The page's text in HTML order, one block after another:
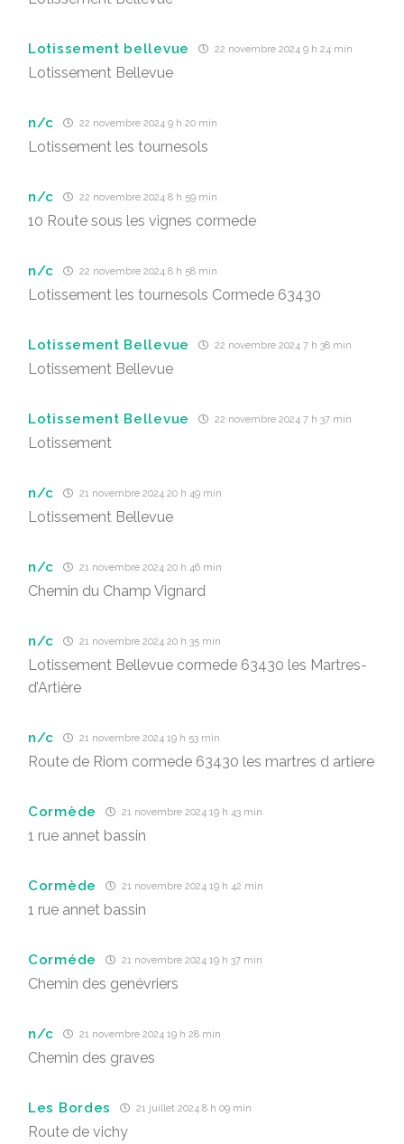
Lotissement bellevue 22 novembre 2024 9 h 24 min
Lotissement Bellevue
n/c 22 novembre 2024 9 h 20 min
Lotissement les tournesols
n/c 22 novembre 2024 8 h 59 min
10 Route sous les vignes cormede
n/c 22 novembre 2024 8 h 58 min
Lotissement les tournesols Cormede 63430
Lotissement Bellevue 22 novembre 2024 7 h 38 min
Lotissement Bellevue
Lotissement Bellevue 22 novembre 2024 7 h 37 min
Lotissement
n/c 21 novembre 2024 20 h 49 min
Lotissement Bellevue
n/c 21 novembre 2024 20 h 46 min
Chemin du Champ Vignard
n/c 21 novembre 2024 20 h 35 min
Lotissement Bellevue cormede 63430 les Martres-
d’Artière
n/c 21 novembre 2024 19 h 53 min
Route de Riom cormede 63430 les martres d artiere
Cormède 21 novembre 2024 19 h 43 min
1 rue annet bassin
Cormède 21 novembre 2024 19 h 42 min
1 rue annet bassin
Corméde 21 novembre 2024 19 h 37 min
Chemin des genévriers
n/c 21 novembre 2024 19 h 28 min
Chemin des graves
Les Bordes 21 juillet 2024 8 h 09 min
Route de vichy